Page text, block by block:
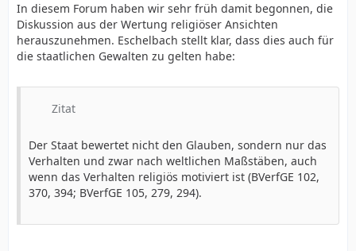
In diesem Forum haben wir sehr früh damit begonnen, die
Diskussion aus der Wertung religiöser Ansichten
herauszunehmen. Eschelbach stellt klar, dass dies auch für
die staatlichen Gewalten zu gelten habe:
Zitat
Der Staat bewertet nicht den Glauben, sondern nur das
Verhalten und zwar nach weltlichen Maßstäben, auch
wenn das Verhalten religiös motiviert ist (BVerfGE 102,
370, 394; BVerfGE 105, 279, 294).